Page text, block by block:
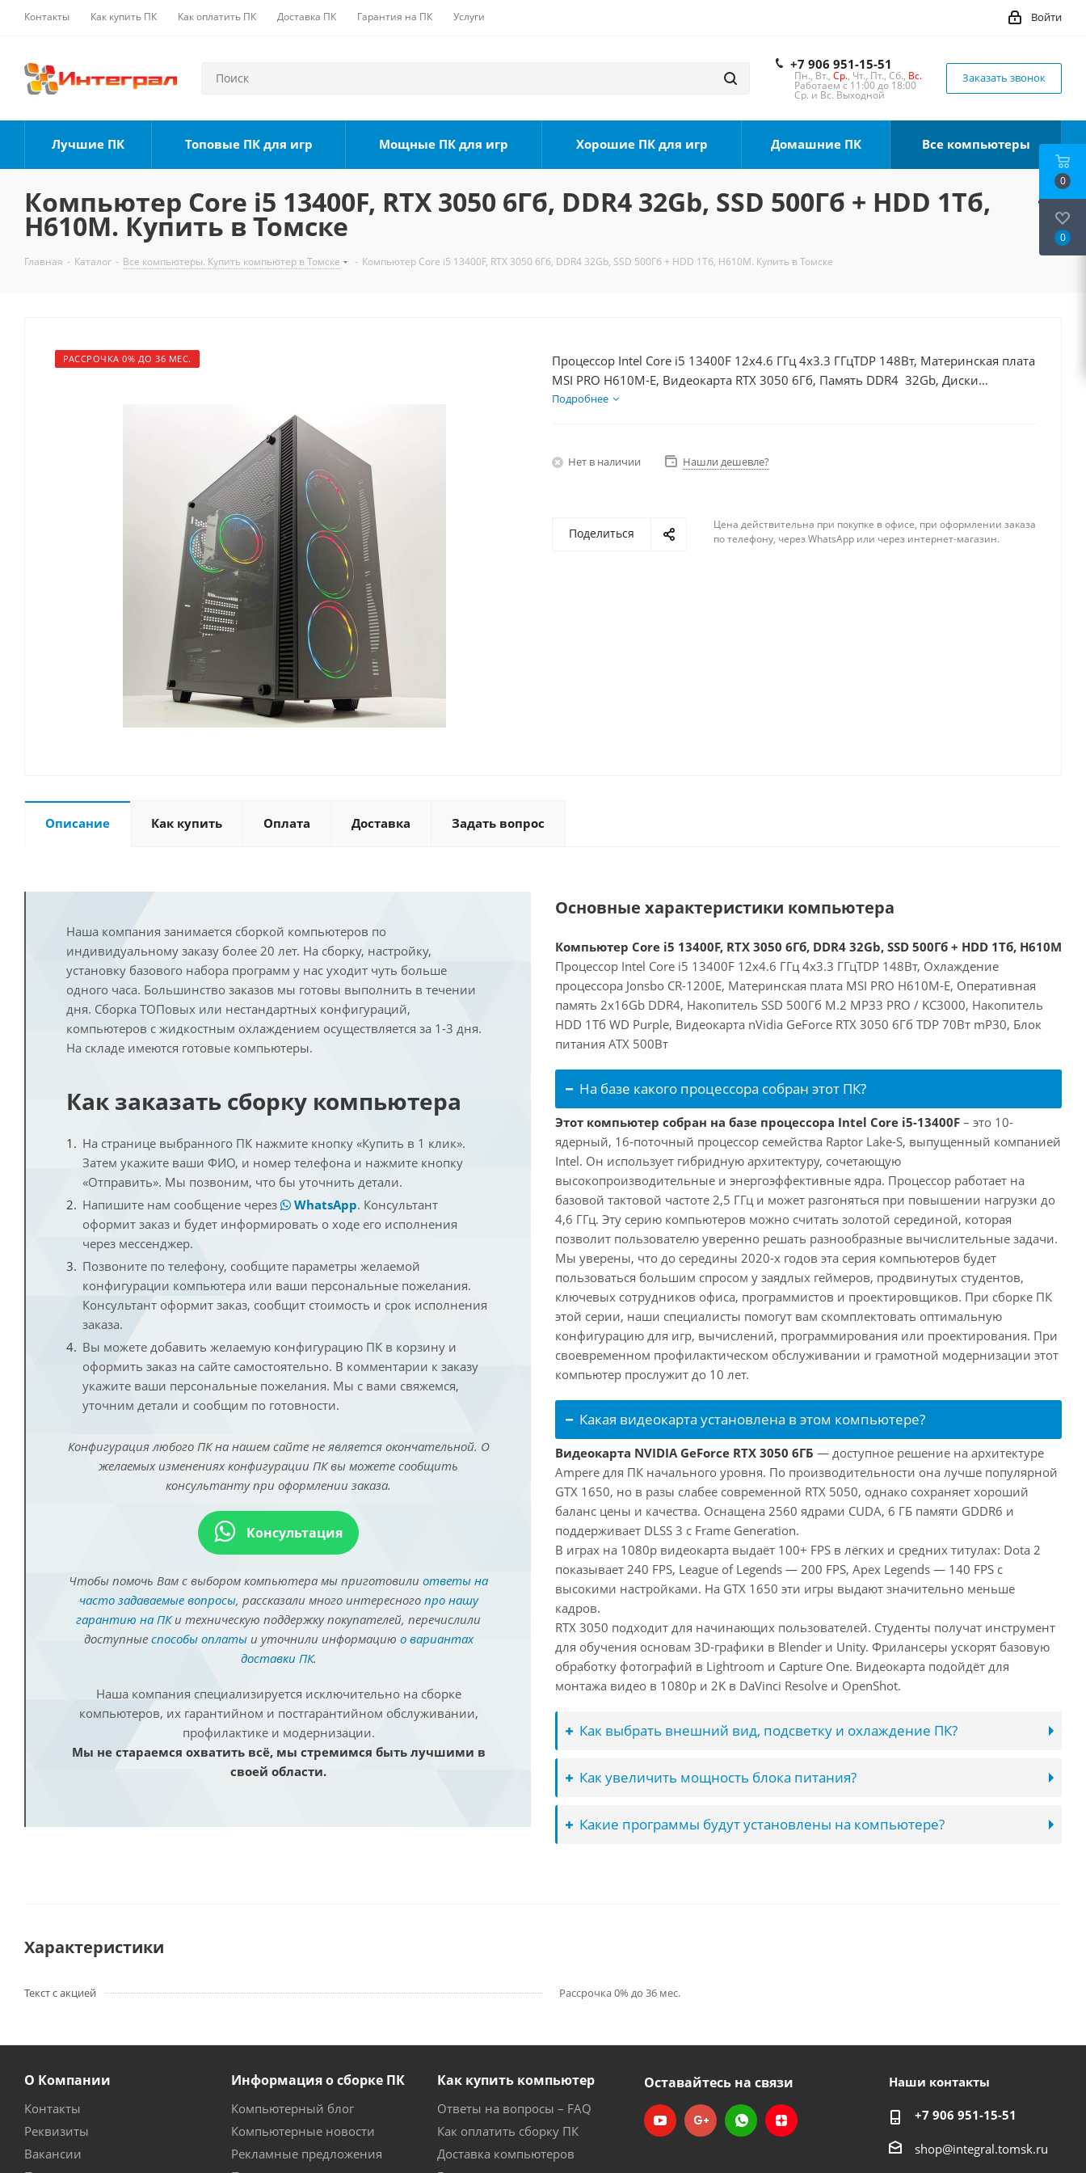
Контакты Как купить ПК Как оплатить ПК Доставка ПК Гарантия на ПК Услуги Войти
+7 906 951-15-51
Пн., Вт., Ср., Чт., Пт., Сб., Вс.
Работаем с 11:00 до 18:00
Ср. и Вс. Выходной
Заказать звонок
Лучшие ПК Топовые ПК для игр Мощные ПК для игр Хорошие ПК для игр Домашние ПК Все компьютеры
Компьютер Core i5 13400F, RTX 3050 6Гб, DDR4 32Gb, SSD 500Гб + HDD 1Тб,
H610M. Купить в Томске
Главная - Каталог - Все компьютеры. Купить компьютер в Томске - Компьютер Core i5 13400F, RTX 3050 6Гб, DDR4 32Gb, SSD 500Гб + HDD 1Тб, H610M. Купить в Томске
РАССРОЧКА 0% ДО 36 МЕС.
Процессор Intel Core i5 13400F 12x4.6 ГГц 4x3.3 ГГцTDP 148Вт, Материнская плата
MSI PRO H610M-E, Видеокарта RTX 3050 6Гб, Память DDR4 32Gb, Диски
SSD 500Гб + HDD 1Тб, БП 500Вт
Подробнее
Нет в наличии Нашли дешевле?
Поделиться
Цена действительна при покупке в офисе, при оформлении заказа
по телефону, через WhatsApp или через интернет-магазин.
Описание Как купить Оплата Доставка Задать вопрос
Наша компания занимается сборкой компьютеров по
индивидуальному заказу более 20 лет. На сборку, настройку,
установку базового набора программ у нас уходит чуть больше
одного часа. Большинство заказов мы готовы выполнить в течении
дня. Сборка ТОПовых или нестандартных конфигураций,
компьютеров с жидкостным охлаждением осуществляется за 1-3 дня.
На складе имеются готовые компьютеры.
Как заказать сборку компьютера
На странице выбранного ПК нажмите кнопку «Купить в 1 клик».
Затем укажите ваши ФИО, и номер телефона и нажмите кнопку
«Отправить». Мы позвоним, что бы уточнить детали.
Напишите нам сообщение через
WhatsApp. Консультант
оформит заказ и будет информировать о ходе его исполнения
через мессенджер.
Позвоните по телефону, сообщите параметры желаемой
конфигурации компьютера или ваши персональные пожелания.
Консультант оформит заказ, сообщит стоимость и срок исполнения
заказа.
Вы можете добавить желаемую конфигурацию ПК в корзину и
оформить заказ на сайте самостоятельно. В комментарии к заказу
укажите ваши персональные пожелания. Мы с вами свяжемся,
уточним детали и сообщим по готовности.
Конфигурация любого ПК на нашем сайте не является окончательной. О
желаемых изменениях конфигурации ПК вы можете сообщить
консультанту при оформлении заказа.
Консультация
Чтобы помочь Вам с выбором компьютера мы приготовили ответы на
часто задаваемые вопросы, рассказали много интересного про нашу
гарантию на ПКи техническую поддержку покупателей, перечислили
доступные способы оплатыи уточнили информацию о вариантах
доставки ПК.
Наша компания специализируется исключительно на сборке
компьютеров, их гарантийном и постгарантийном обслуживании,
профилактике и модернизации.
Мы не стараемся охватить всё, мы стремимся быть лучшими в
своей области.
Основные характеристики компьютера
Компьютер Core i5 13400F, RTX 3050 6Гб, DDR4 32Gb, SSD 500Гб + HDD 1Тб, H610M
Процессор Intel Core i5 13400F 12x4.6 ГГц 4x3.3 ГГцTDP 148Вт, Охлаждение
процессора Jonsbo CR-1200E, Материнская плата MSI PRO H610M-E, Оперативная
память 2x16Gb DDR4, Накопитель SSD 500Гб M.2 MP33 PRO / KC3000, Накопитель
HDD 1Тб WD Purple, Видеокарта nVidia GeForce RTX 3050 6Гб TDP 70Вт mP30, Блок
питания ATX 500Вт
На базе какого процессора собран этот ПК?
Этот компьютер собран на базе процессора Intel Core i5-13400F – это 10-
ядерный, 16-поточный процессор семейства Raptor Lake-S, выпущенный компанией
Intel. Он использует гибридную архитектуру, сочетающую
высокопроизводительные и энергоэффективные ядра. Процессор работает на
базовой тактовой частоте 2,5 ГГц и может разгоняться при повышении нагрузки до
4,6 ГГц. Эту серию компьютеров можно считать золотой серединой, которая
позволит пользователю уверенно решать разнообразные вычислительные задачи.
Мы уверены, что до середины 2020-х годов эта серия компьютеров будет
пользоваться большим спросом у заядлых геймеров, продвинутых студентов,
ключевых сотрудников офиса, программистов и проектировщиков. При сборке ПК
этой серии, наши специалисты помогут вам скомплектовать оптимальную
конфигурацию для игр, вычислений, программирования или проектирования. При
своевременном профилактическом обслуживании и грамотной модернизации этот
компьютер прослужит до 10 лет.
Какая видеокарта установлена в этом компьютере?
Видеокарта NVIDIA GeForce RTX 3050 6ГБ — доступное решение на архитектуре
Ampere для ПК начального уровня. По производительности она лучше популярной
GTX 1650, но в разы слабее современной RTX 5050, однако сохраняет хороший
баланс цены и качества. Оснащена 2560 ядрами CUDA, 6 ГБ памяти GDDR6 и
поддерживает DLSS 3 с Frame Generation.
В играх на 1080p видеокарта выдаёт 100+ FPS в лёгких и средних титулах: Dota 2
показывает 240 FPS, League of Legends — 200 FPS, Apex Legends — 140 FPS с
высокими настройками. На GTX 1650 эти игры выдают значительно меньше
кадров.
RTX 3050 подходит для начинающих пользователей. Студенты получат инструмент
для обучения основам 3D-графики в Blender и Unity. Фрилансеры ускорят базовую
обработку фотографий в Lightroom и Capture One. Видеокарта подойдёт для
монтажа видео в 1080p и 2K в DaVinci Resolve и OpenShot.
Как выбрать внешний вид, подсветку и охлаждение ПК?
Как увеличить мощность блока питания?
Какие программы будут установлены на компьютере?
Характеристики
Текст с акцией Рассрочка 0% до 36 мес.
О Компании
Контакты
Реквизиты
Вакансии
Информация о сборке ПК
Компьютерный блог
Компьютерные новости
Рекламные предложения
Как купить компьютер
Ответы на вопросы – FAQ
Как оплатить сборку ПК
Доставка компьютеров
Оставайтесь на связи Наши контакты
+7 906 951-15-51
shop@integral.tomsk.ru
0
0